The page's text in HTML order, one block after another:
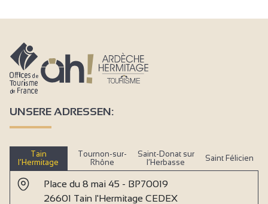
UNSERE ADRESSEN:
Tain
l’Hermitage
Tournon-sur-
Rhône
Saint-Donat sur
l’Herbasse
Saint Félicien
Place du 8 mai 45 - BP70019
26601 Tain l'Hermitage CEDEX